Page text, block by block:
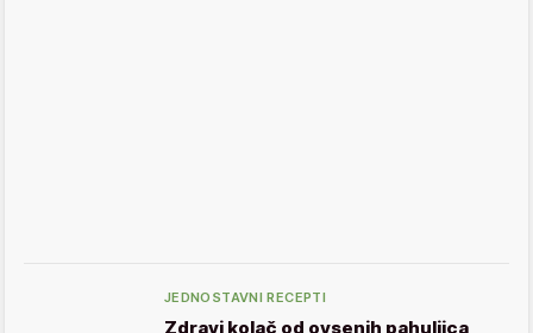
JEDNOSTAVNI RECEPTI
Zdravi kolač od ovsenih pahuljica